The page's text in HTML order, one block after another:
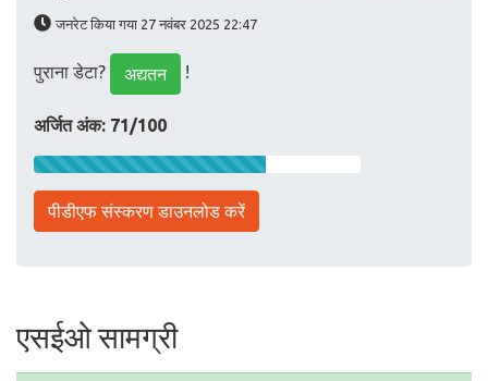
जनरेट किया गया 27 नवंबर 2025 22:47
पुराना डेटा? अद्यतन !
अर्जित अंक: 71/100
पीडीएफ संस्करण डाउनलोड करें
एसईओ सामग्री